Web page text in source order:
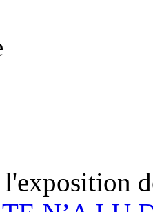
l'exposition